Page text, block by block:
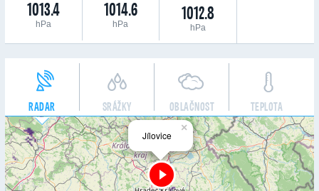
1013.4
hPa
1014.6
hPa
1012.8
hPa
RADAR SRÁŽKY OBLAČNOST TEPLOTA
×
Jílovice